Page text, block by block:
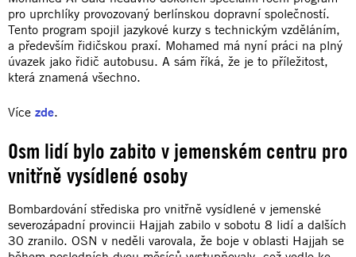
pro uprchlíky provozovaný berlínskou dopravní společností.
Tento program spojil jazykové kurzy s technickým vzděláním,
a především řidičskou praxí. Mohamed má nyní práci na plný
úvazek jako řidič autobusu. A sám říká, že je to příležitost,
která znamená všechno.
Více zde.
Osm lidí bylo zabito v jemenském centru pro
vnitřně vysídlené osoby
Bombardování střediska pro vnitřně vysídlené v jemenské
severozápadní provincii Hajjah zabilo v sobotu 8 lidí a dalších
30 zranilo. OSN v neděli varovala, že boje v oblasti Hajjah se